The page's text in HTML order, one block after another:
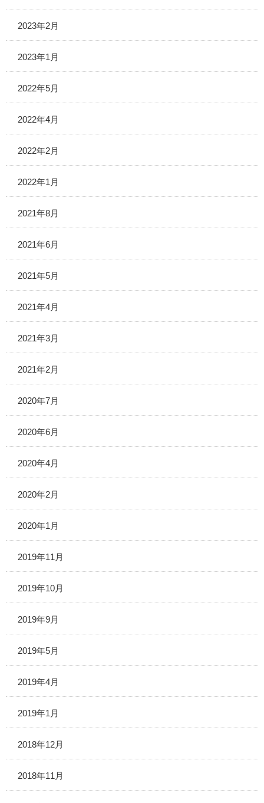
2023年2月
2023年1月
2022年5月
2022年4月
2022年2月
2022年1月
2021年8月
2021年6月
2021年5月
2021年4月
2021年3月
2021年2月
2020年7月
2020年6月
2020年4月
2020年2月
2020年1月
2019年11月
2019年10月
2019年9月
2019年5月
2019年4月
2019年1月
2018年12月
2018年11月